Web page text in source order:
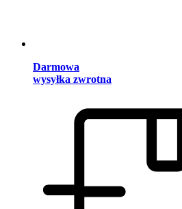
Darmowa
wysyłka zwrotna